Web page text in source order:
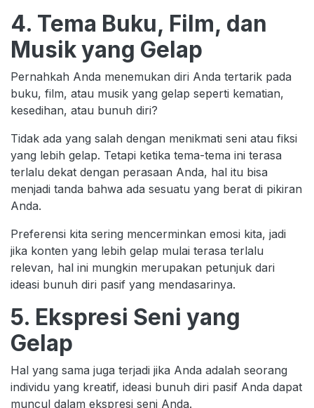
4. Tema Buku, Film, dan
Musik yang Gelap
Pernahkah Anda menemukan diri Anda tertarik pada
buku, film, atau musik yang gelap seperti kematian,
kesedihan, atau bunuh diri?
Tidak ada yang salah dengan menikmati seni atau fiksi
yang lebih gelap. Tetapi ketika tema-tema ini terasa
terlalu dekat dengan perasaan Anda, hal itu bisa
menjadi tanda bahwa ada sesuatu yang berat di pikiran
Anda.
Preferensi kita sering mencerminkan emosi kita, jadi
jika konten yang lebih gelap mulai terasa terlalu
relevan, hal ini mungkin merupakan petunjuk dari
ideasi bunuh diri pasif yang mendasarinya.
5. Ekspresi Seni yang
Gelap
Hal yang sama juga terjadi jika Anda adalah seorang
individu yang kreatif, ideasi bunuh diri pasif Anda dapat
muncul dalam ekspresi seni Anda.